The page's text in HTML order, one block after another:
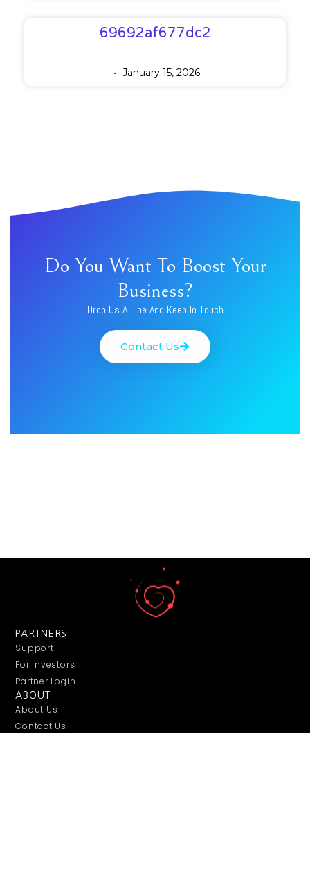
69692af677dc2
January 15, 2026
Do You Want To Boost Your
Business?
Drop Us A Line And Keep In Touch
Contact Us
PARTNERS
Support
For Investors
Partner Login
ABOUT
About Us
Contact Us